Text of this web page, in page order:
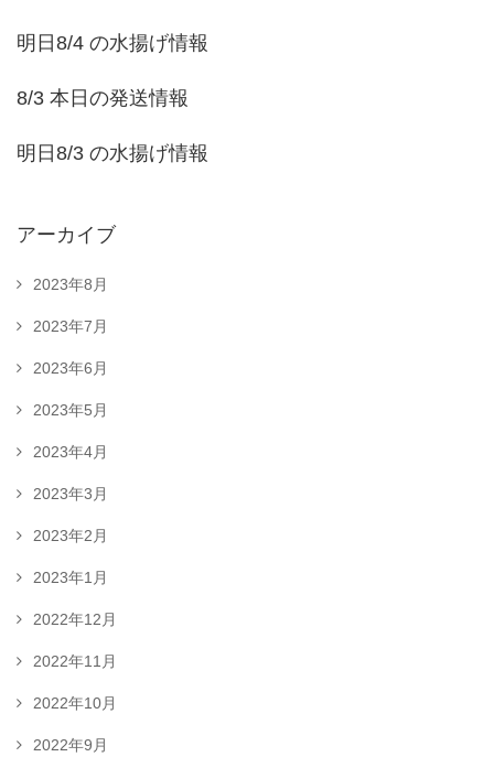
明日8/4 の水揚げ情報
8/3 本日の発送情報
明日8/3 の水揚げ情報
アーカイブ
2023年8月
2023年7月
2023年6月
2023年5月
2023年4月
2023年3月
2023年2月
2023年1月
2022年12月
2022年11月
2022年10月
2022年9月